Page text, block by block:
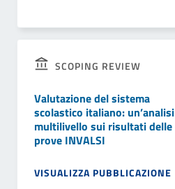
SCOPING REVIEW
Valutazione del sistema
scolastico italiano: un’analisi
multilivello sui risultati delle
prove INVALSI
VISUALIZZA PUBBLICAZIONE